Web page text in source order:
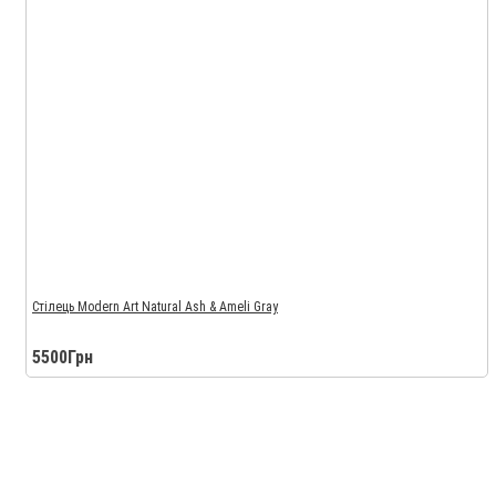
Стілець Modern Art Natural Ash & Ameli Gray
5500Грн